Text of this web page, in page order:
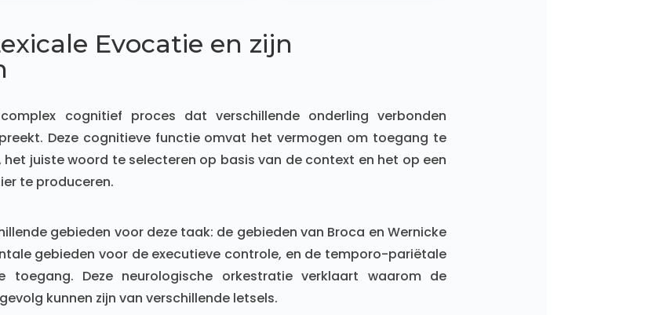
Evocatie en zijn
cognitief proces dat verschillende onderling verbonden
Deze cognitieve functie omvat het vermogen om toegang te
juiste woord te selecteren op basis van de context en het op een
te produceren.
gebieden voor deze taak: de gebieden van Broca en Wernicke
gebieden voor de executieve controle, en de temporo-pariëtale
toegang. Deze neurologische orkestratie verklaart waarom de
kunnen zijn van verschillende letsels.